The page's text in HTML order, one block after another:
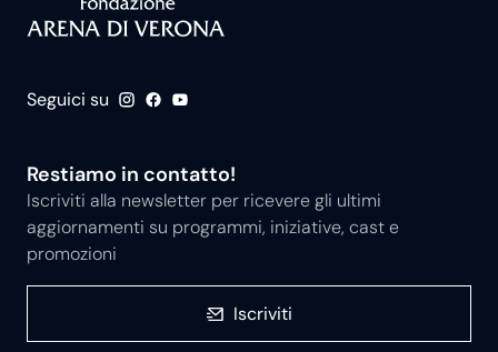
Seguici su
Restiamo in contatto!
Iscriviti alla newsletter per ricevere gli ultimi
aggiornamenti su programmi, iniziative, cast e
promozioni
Iscriviti